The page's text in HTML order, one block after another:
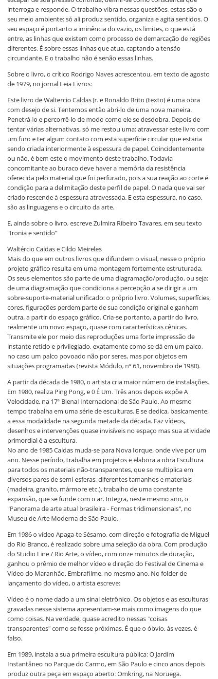
interroga e responde. O trabalho vibra nessas questões, estas são o
seu meio ambiente: só ali produz sentido, organiza e agita sentidos. O
seu espaço é portanto a iminência do vazio, os limites, o que está
entre, as linhas que existem como processo de demarcação de regiões
diferentes. É sobre essas linhas que atua, captando a tensão
circundante. E o trabalho não é senão essas linhas.
Sobre o livro, o crítico Rodrigo Naves acrescentou, em texto de agosto
de 1979, no jornal Leia Livros:
Este livro de Waltercio Caldas Jr. e Ronaldo Brito (texto) é uma obra
com desejo de si. Tentemos então abri-lo de uma nova maneira.
Penetrá-lo e percorrê-lo de modo como ele se desdobra. Depois de
tentar várias alternativas, só me restou uma: atravessar este livro com
um furo e ter algum contato com esta superfície circular que estaria
sendo criada interiormente à espessura de papel. Coincidentemente
ou não, é bem este o movimento deste trabalho. Todavia
concomitante ao buraco deve haver a memória da resistência
oferecida pelo material que foi perfurado, pois a sua reação ao corte é
condição para a delimitação deste perfil de papel. O nada que vai ser
criado rescende à espessura atravessada. E esta espessura, no caso,
são as linguagens e o circuito da arte.
E, ainda sobre o livro, escreve Zulmira Ribeiro Tavares, em seu texto
"Ironia e sentido"
Waltércio Caldas e Cildo Meireles
Mais do que em outros livros que difundem o visual, nesse o próprio
projeto gráfico resulta em uma montagem fortemente estruturada.
Os seus elementos são parte de uma diagramação/produção, ou seja:
de uma diagramação que condiciona a percepção a se dirigir a um
sobre-suporte-material unificado: o próprio livro. Volumes, superfícies,
cores, figurações perdem parte de sua condição original e ganham
outra, a partir do espaço gráfico. Cria-se portanto, a partir do livro,
realmente um novo espaço, quase com características cênicas.
Transmite ele por meio das reproduções uma forte impressão de
instante retido e privilegiado, exatamente como se dá em um palco,
no caso um palco povoado não por seres, mas por objetos em
situações programadas (revista Módulo, nº 61, novembro de 1980).
A partir da década de 1980, o artista cria maior número de instalações.
Em 1980, realiza Ping Pong, e 0 É Um. Três anos depois expõe A
Velocidade, na 17ª Bienal Internacional de São Paulo. Ao mesmo
tempo trabalha em uma série de esculturas. E se dedica, basicamente,
a essa modalidade na segunda metade da década. Faz vídeos,
desenhos e intervenções quase invisíveis no espaço mas sua atividade
primordial é a escultura.
No ano de 1985 Caldas muda-se para Nova Iorque, onde vive por um
ano. Nesse período, trabalha em projetos e elabora a obra Escultura
para todos os materiais não-transparentes, que se multiplica em
diversos pares de semi-esferas, diferentes tamanhos e materiais
(madeira, granito, mármore etc.), trabalho de uma constante
expansão, que se funde com o ar. Integra, neste mesmo ano, o
"Panorama de arte atual brasileira - Formas tridimensionais", no
Museu de Arte Moderna de São Paulo.
Em 1986 o vídeo Apaga-te Sésamo, com direção e fotografia de Miguel
do Rio Branco, é realizado sobre uma seleção da obra. Com produção
do Studio Line / Rio Arte, o vídeo, com onze minutos de duração,
ganhou o prêmio de melhor vídeo e direção do Festival de Cinema e
Vídeo do Maranhão, Embrafilme, no mesmo ano. No folder de
lançamento do vídeo, o artista escreve:
Vídeo é o nome dado a um sinal eletrônico. Os objetos e as esculturas
gravadas nesse sistema apresentam-se mais como imagens do que
como coisas. Na verdade, quase acredito nessas "coisas
transparentes" como se fosse próximas. É que o óbvio, às vezes, é
falso.
Em 1989, instala a sua primeira escultura pública: O Jardim
Instantâneo no Parque do Carmo, em São Paulo e cinco anos depois
produz outra peça em espaço aberto: Omkring, na Noruega.